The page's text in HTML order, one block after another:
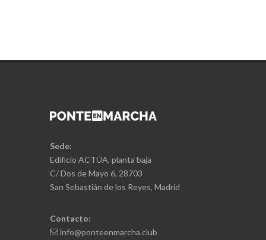
Sede:
Edificio ACTÚA, planta baja
C/ Dos de Mayo 6, 28703
San Sebastián de los Reyes, Madrid
Contacto:
info@ponteenmarcha.club